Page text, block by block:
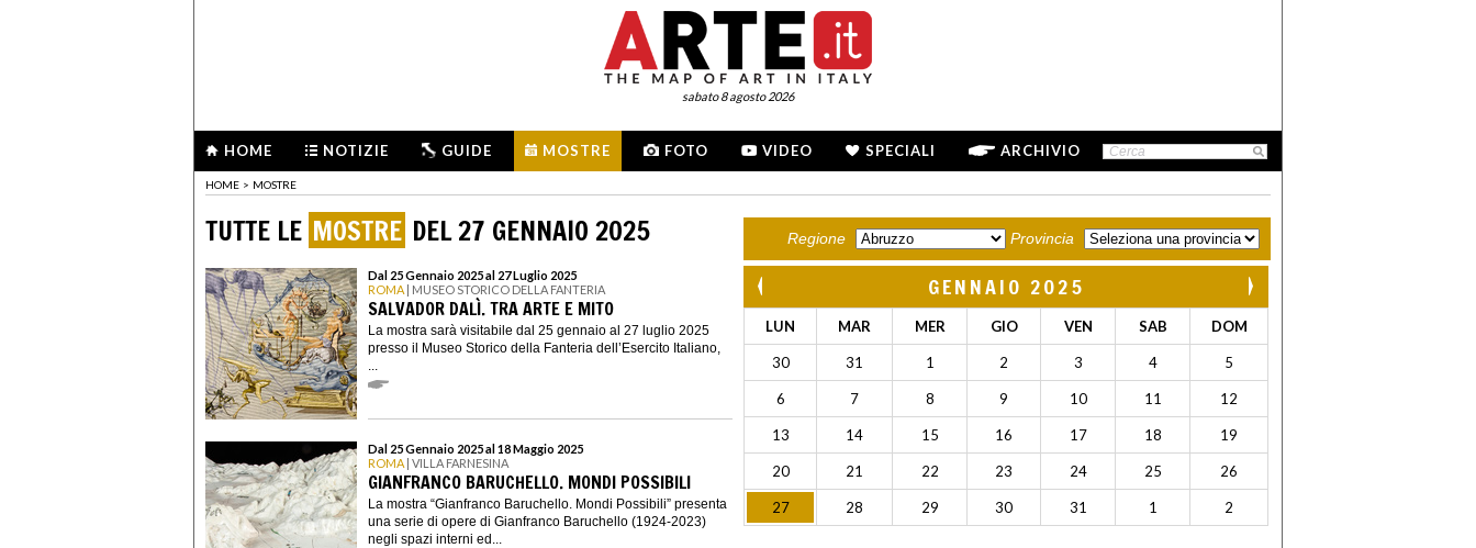
sabato 8 agosto 2026
HOME NOTIZIE GUIDE MOSTRE FOTO VIDEO SPECIALI ARCHIVIO
HOME > MOSTRE
TUTTE LE MOSTRE DEL 27 GENNAIO 2025
Dal 25 Gennaio 2025 al 27 Luglio 2025
ROMA | MUSEO STORICO DELLA FANTERIA
SALVADOR DALÌ. TRA ARTE E MITO
La mostra sarà visitabile dal 25 gennaio al 27 luglio 2025
presso il Museo Storico della Fanteria dell’Esercito Italiano,
Dal 25 Gennaio 2025 al 18 Maggio 2025
ROMA | VILLA FARNESINA
GIANFRANCO BARUCHELLO. MONDI POSSIBILI
La mostra “Gianfranco Baruchello. Mondi Possibili” presenta
una serie di opere di Gianfranco Baruchello (1924-2023)
negli spazi interni ed...
Regione Provincia
GENNAIO 2025
LUN MAR MER GIO VEN SAB DOM
30 31 1 2 3 4 5
6 7 8 9 10 11 12
13 14 15 16 17 18 19
20 21 22 23 24 25 26
27 28 29 30 31 1 2